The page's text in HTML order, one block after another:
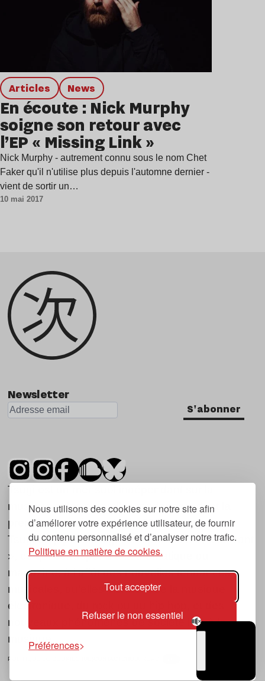
Nous utilisons des cookies sur notre site afin
d’améliorer votre expérience utilisateur, de fournir
du contenu personnalisé et d’analyser notre trafic.
Politique en matière de cookies.
Tout accepter
Refuser le non essentiel
Préférences
Articles news
En écoute : Nick Murphy
soigne son retour avec
l’EP « Missing Link »
Nick Murphy - autrement connu sous le nom Chet
Faker qu'il n'utilise plus depuis l'automne dernier -
vient de sortir un…
10 mai 2017
Newsletter
S'abonner
Tsugi est un mensuel indépendant sur la
musique et les nouvelles tendances, dont la
première parution date de 2007.
Tsugi en japonais signifie « prochain », « suivant
», ce qui correspond à la thématique du
magazine, à l’affût des nouvelles tendances
musicales, qu’elles viennent de la musique
électronique, du rock ou du hip hop, et des
nouveaux phénomènes de société liés à la
musique.
POLITIQUE DE COOKIES (UE)